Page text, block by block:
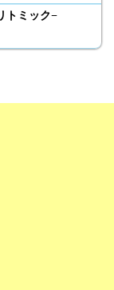
トミック−